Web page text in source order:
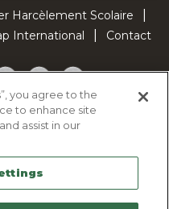
Harcèlement Scolaire
International
Contact
YouTubePinterestTikTok
nous
you agree to the
to enhance site
assist in our